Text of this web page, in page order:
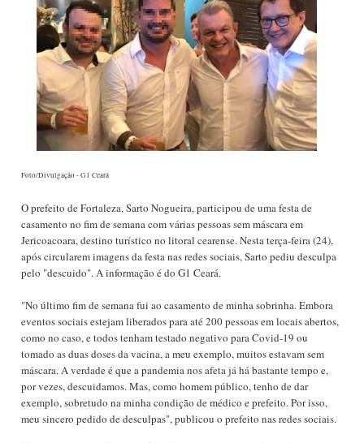
Foto/Divulgação - G1 Ceará
O prefeito de Fortaleza, Sarto Nogueira, participou de uma festa de
casamento no fim de semana com várias pessoas sem máscara em
Jericoacoara, destino turístico no litoral cearense. Nesta terça-feira (24),
após circularem imagens da festa nas redes sociais, Sarto pediu desculpa
pelo "descuido". A informação é do G1 Ceará.
"No último fim de semana fui ao casamento de minha sobrinha. Embora
eventos sociais estejam liberados para até 200 pessoas em locais abertos,
como no caso, e todos tenham testado negativo para Covid-19 ou
tomado as duas doses da vacina, a meu exemplo, muitos estavam sem
máscara. A verdade é que a pandemia nos afeta já há bastante tempo e,
por vezes, descuidamos. Mas, como homem público, tenho de dar
exemplo, sobretudo na minha condição de médico e prefeito. Por isso,
meu sincero pedido de desculpas", publicou o prefeito nas redes sociais.